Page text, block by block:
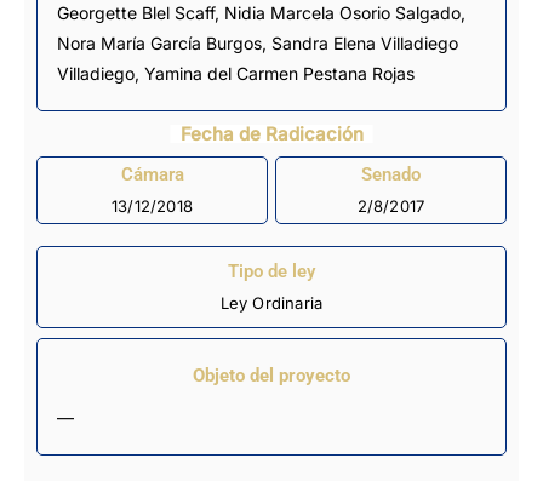
Georgette Blel Scaff, Nidia Marcela Osorio Salgado,
Nora María García Burgos, Sandra Elena Villadiego
Villadiego, Yamina del Carmen Pestana Rojas
Fecha de Radicación
Cámara
13/12/2018
Senado
2/8/2017
Tipo de ley
Ley Ordinaria
Objeto del proyecto
—